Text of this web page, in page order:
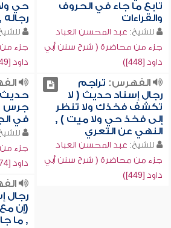
تابع ما جاء في الحروف
والقراءات
للشيخ: عبد المحسن العباد
جزء من محاضرة ( شرح سنن أبي
داود [448])
حي
جزء
داود [449])
الفهرس: تراجم
رجال إسناد حديث ( لا
تكشف فخذك ولا تنظر
إلى فخذ حي ولا ميت ) ,
النهي عن التعري
للشيخ: عبد المحسن العباد
جزء من محاضرة ( شرح سنن أبي
داود [449])
حديث
جرس
في
جزء
داود [474])
رجال
(إن
, ما